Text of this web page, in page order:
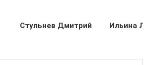
Стульнев Дмитрий Ильина